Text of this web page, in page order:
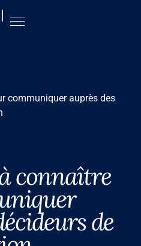
communiquer auprès des
connaître
de